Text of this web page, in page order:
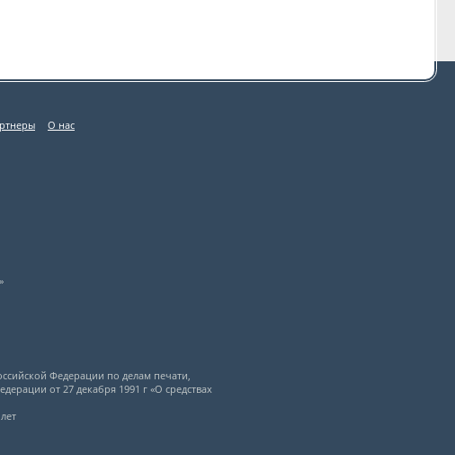
О нас
Федерации по делам печати,
от 27 декабря 1991 г «О средствах